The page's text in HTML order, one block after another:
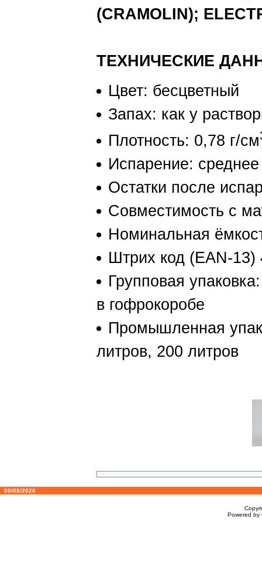
(CRAMOLIN);
ТЕХНИЧЕСКИЕ
Цвет: бесцветный
Запах: как у
Плотность: 0,78 г/см
Испарение: среднее
Остатки после
Совместимость с
Номинальная
Штрих код (EAN-13)
Групповая
в гофрокоробе
Промышленная
литров, 200 литров
06/08/2026
Powered by